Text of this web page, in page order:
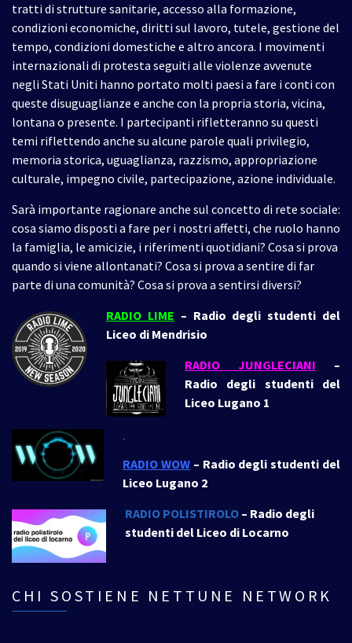
tratti di strutture sanitarie, accesso alla formazione,
condizioni economiche, diritti sul lavoro, tutele, gestione del
tempo, condizioni domestiche e altro ancora. I movimenti
internazionali di protesta seguiti alle violenze avvenute
negli Stati Uniti hanno portato molti paesi a fare i conti con
queste disuguaglianze e anche con la propria storia, vicina,
lontana o presente. I partecipanti rifletteranno su questi
temi riflettendo anche su alcune parole quali privilegio,
memoria storica, uguaglianza, razzismo, appropriazione
culturale, impegno civile, partecipazione, azione individuale.
Sarà importante ragionare anche sul concetto di rete sociale:
cosa siamo disposti a fare per i nostri affetti, che ruolo hanno
la famiglia, le amicizie, i riferimenti quotidiani? Cosa si prova
quando si viene allontanati? Cosa si prova a sentire di far
parte di una comunità? Cosa si prova a sentirsi diversi?
RADIO LIME – Radio degli studenti del
Liceo di Mendrisio
RADIO JUNGLECIANI –
Radio degli studenti del
Liceo Lugano 1
RADIO WOW– Radio degli studenti del
Liceo Lugano 2
RADIO POLISTIROLO – Radio degli
studenti del Liceo di Locarno
CHI SOSTIENE NETTUNE NETWORK